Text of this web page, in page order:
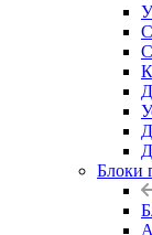
Блоки